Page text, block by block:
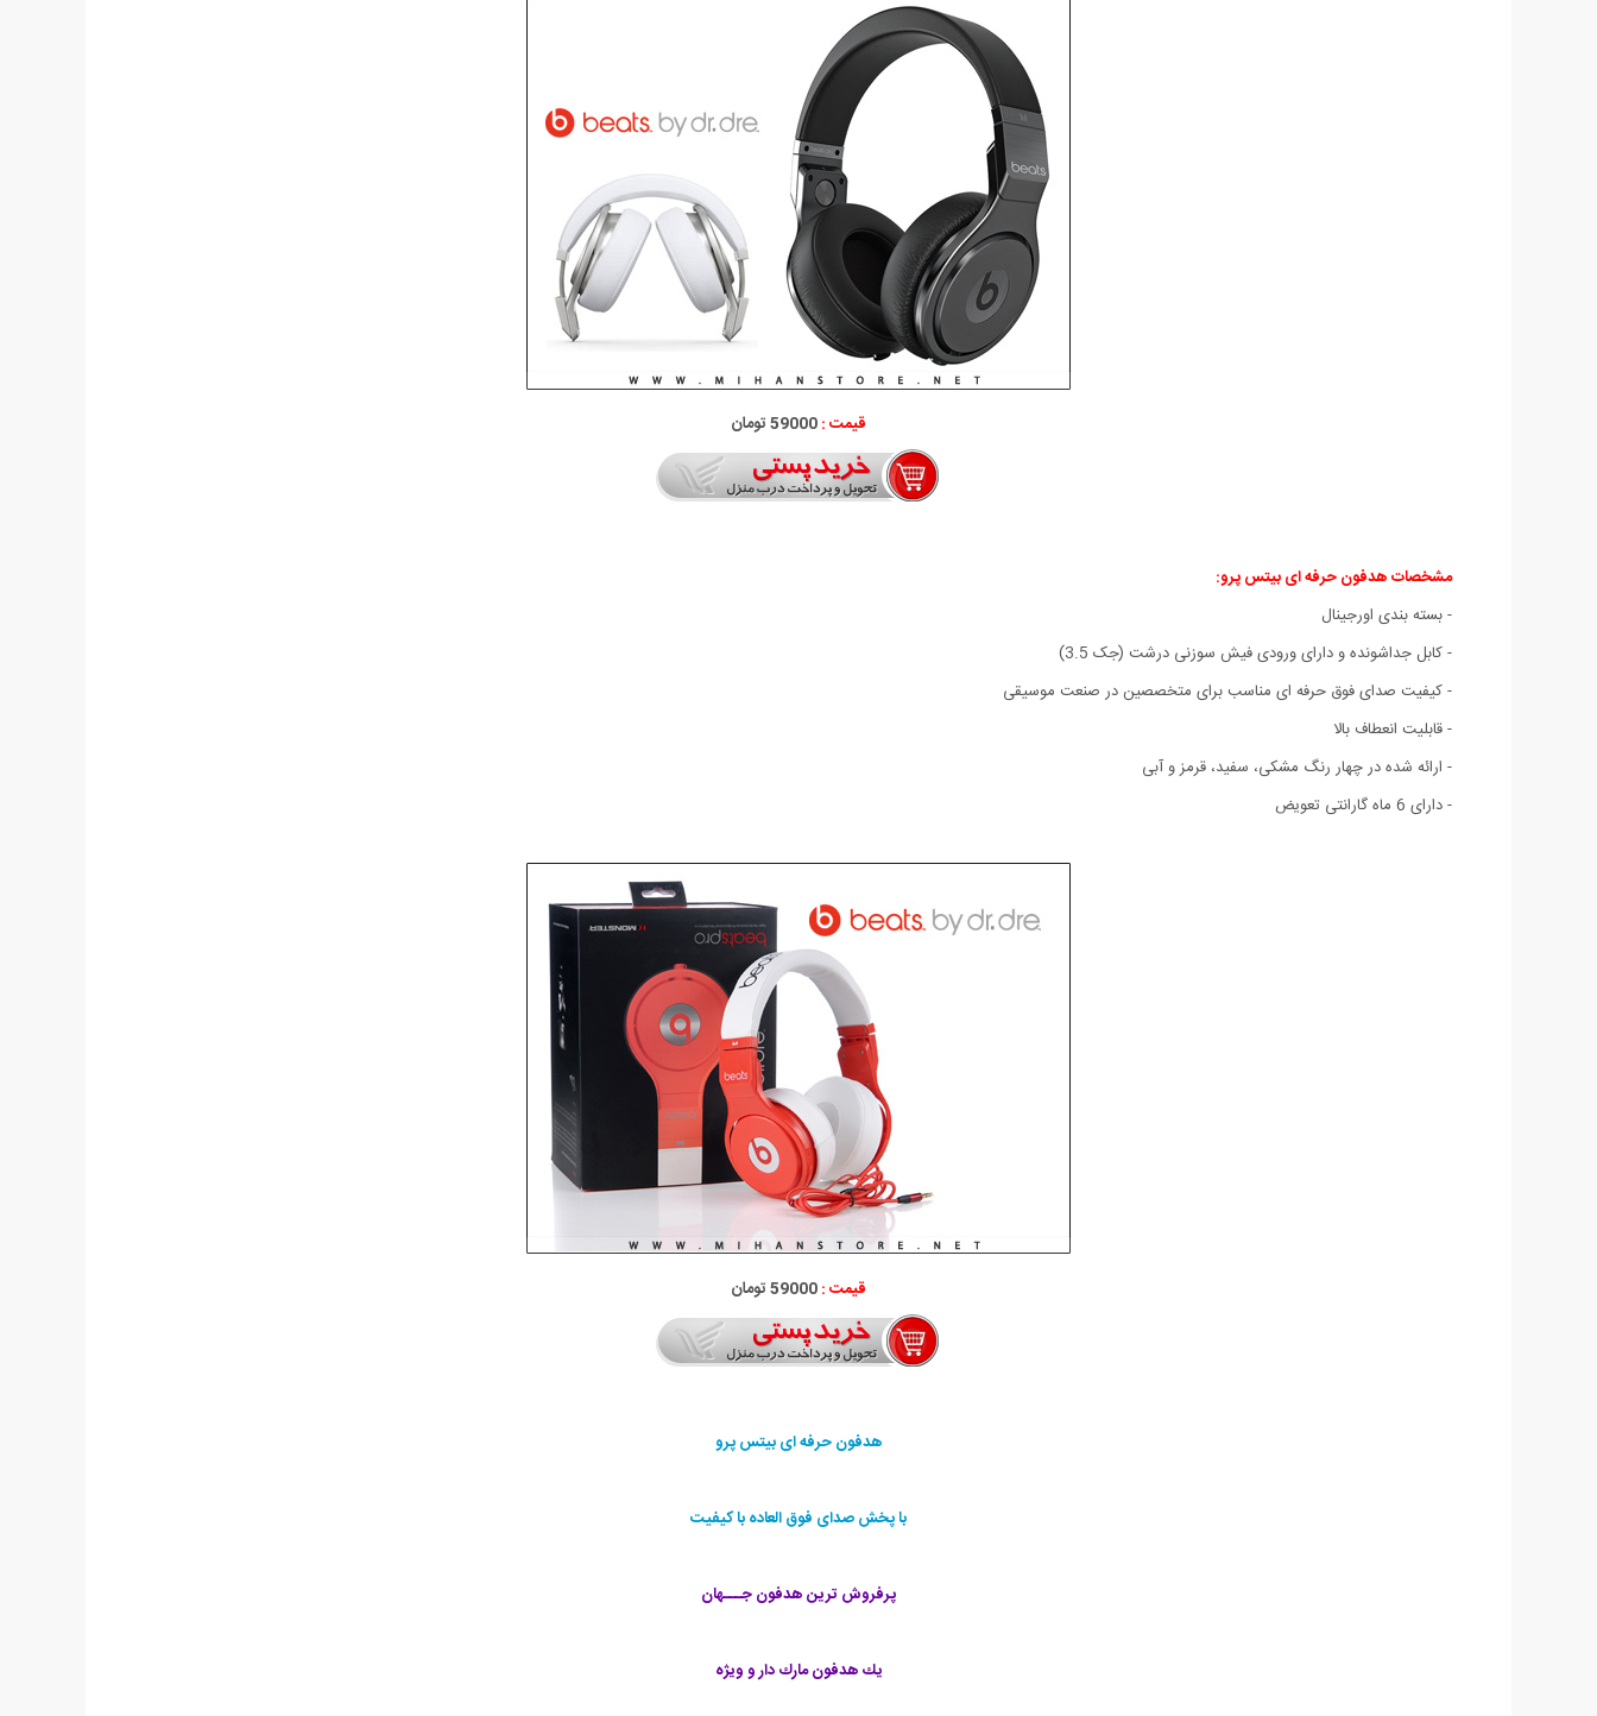
قیمت :59000 تومان
مشخصات هدفون حرفه ای بیتس پرو:
- بسته بندی اورجینال
- کابل جداشونده و دارای ورودی فیش سوزنی درشت (جک 3.5)
- کیفیت صدای فوق حرفه ای مناسب برای متخصصین در صنعت موسیقی
- قابلیت انعطاف بالا
- ارائه شده در چهار رنگ مشکی، سفید، قرمز و آبی
- دارای 6 ماه گارانتی تعویض
قیمت :59000 تومان
هدفون حرفه ای بیتس پرو
با پخش صدای فوق العاده با کیفیت
پرفروش ترین هدفون جـــهان
يك هدفون مارك دار و ويژه